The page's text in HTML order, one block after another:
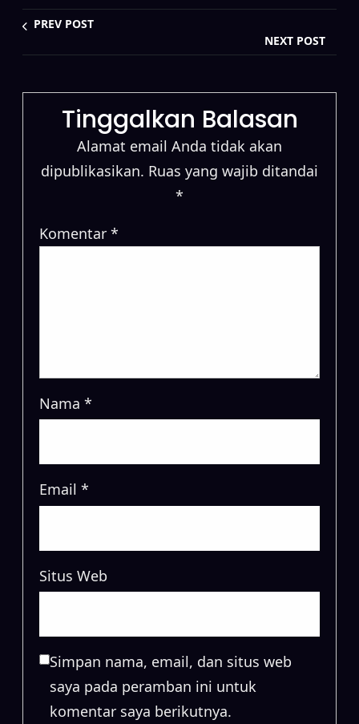
PREV POST
NEXT POST
Tinggalkan Balasan
Alamat email Anda tidak akan
dipublikasikan. Ruas yang wajib ditandai
*
Komentar *
Nama *
Email *
Situs Web
Simpan nama, email, dan situs web
saya pada peramban ini untuk
komentar saya berikutnya.